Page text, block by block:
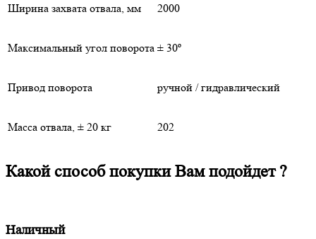
Ширина захвата отвала, мм 2000
Максимальный угол поворота ± 30º
Привод поворота ручной / гидравлический
Масса отвала, ± 20 кг 202
Какой способ покупки Вам подойдет ?
Наличный